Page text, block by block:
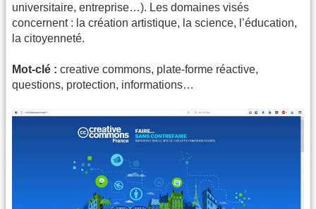
universitaire, entreprise…). Les domaines visés
concernent : la création artistique, la science, l’éducation,
la citoyenneté.
Mot-clé : creative commons, plate-forme réactive,
questions, protection, informations…